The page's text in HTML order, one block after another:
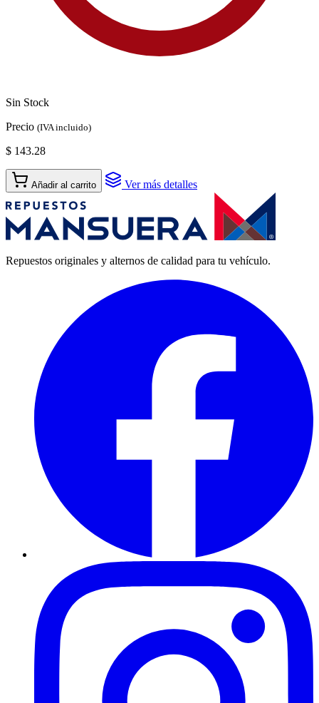
Sin Stock
Precio (IVA incluido)
$ 143.28
Añadir al carrito Ver más detalles
Repuestos originales y alternos de calidad para tu vehículo.